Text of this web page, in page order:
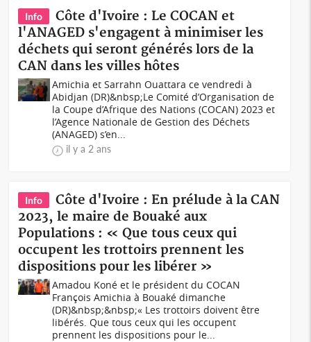
Info
Côte d'Ivoire : Le COCAN et
l'ANAGED s'engagent à minimiser les
déchets qui seront générés lors de la
CAN dans les villes hôtes
Amichia et Sarrahn Ouattara ce vendredi à
Abidjan (DR)&nbsp;Le Comité d’Organisation de
la Coupe d’Afrique des Nations (COCAN) 2023 et
l’Agence Nationale de Gestion des Déchets
(ANAGED) s’en...
il y a 2 ans
Info
Côte d'Ivoire : En prélude à la CAN
2023, le maire de Bouaké aux
Populations : « Que tous ceux qui
occupent les trottoirs prennent les
dispositions pour les libérer »
Amadou Koné et le président du COCAN
François Amichia à Bouaké dimanche
(DR)&nbsp;&nbsp;« Les trottoirs doivent être
libérés. Que tous ceux qui les occupent
prennent les dispositions pour le...